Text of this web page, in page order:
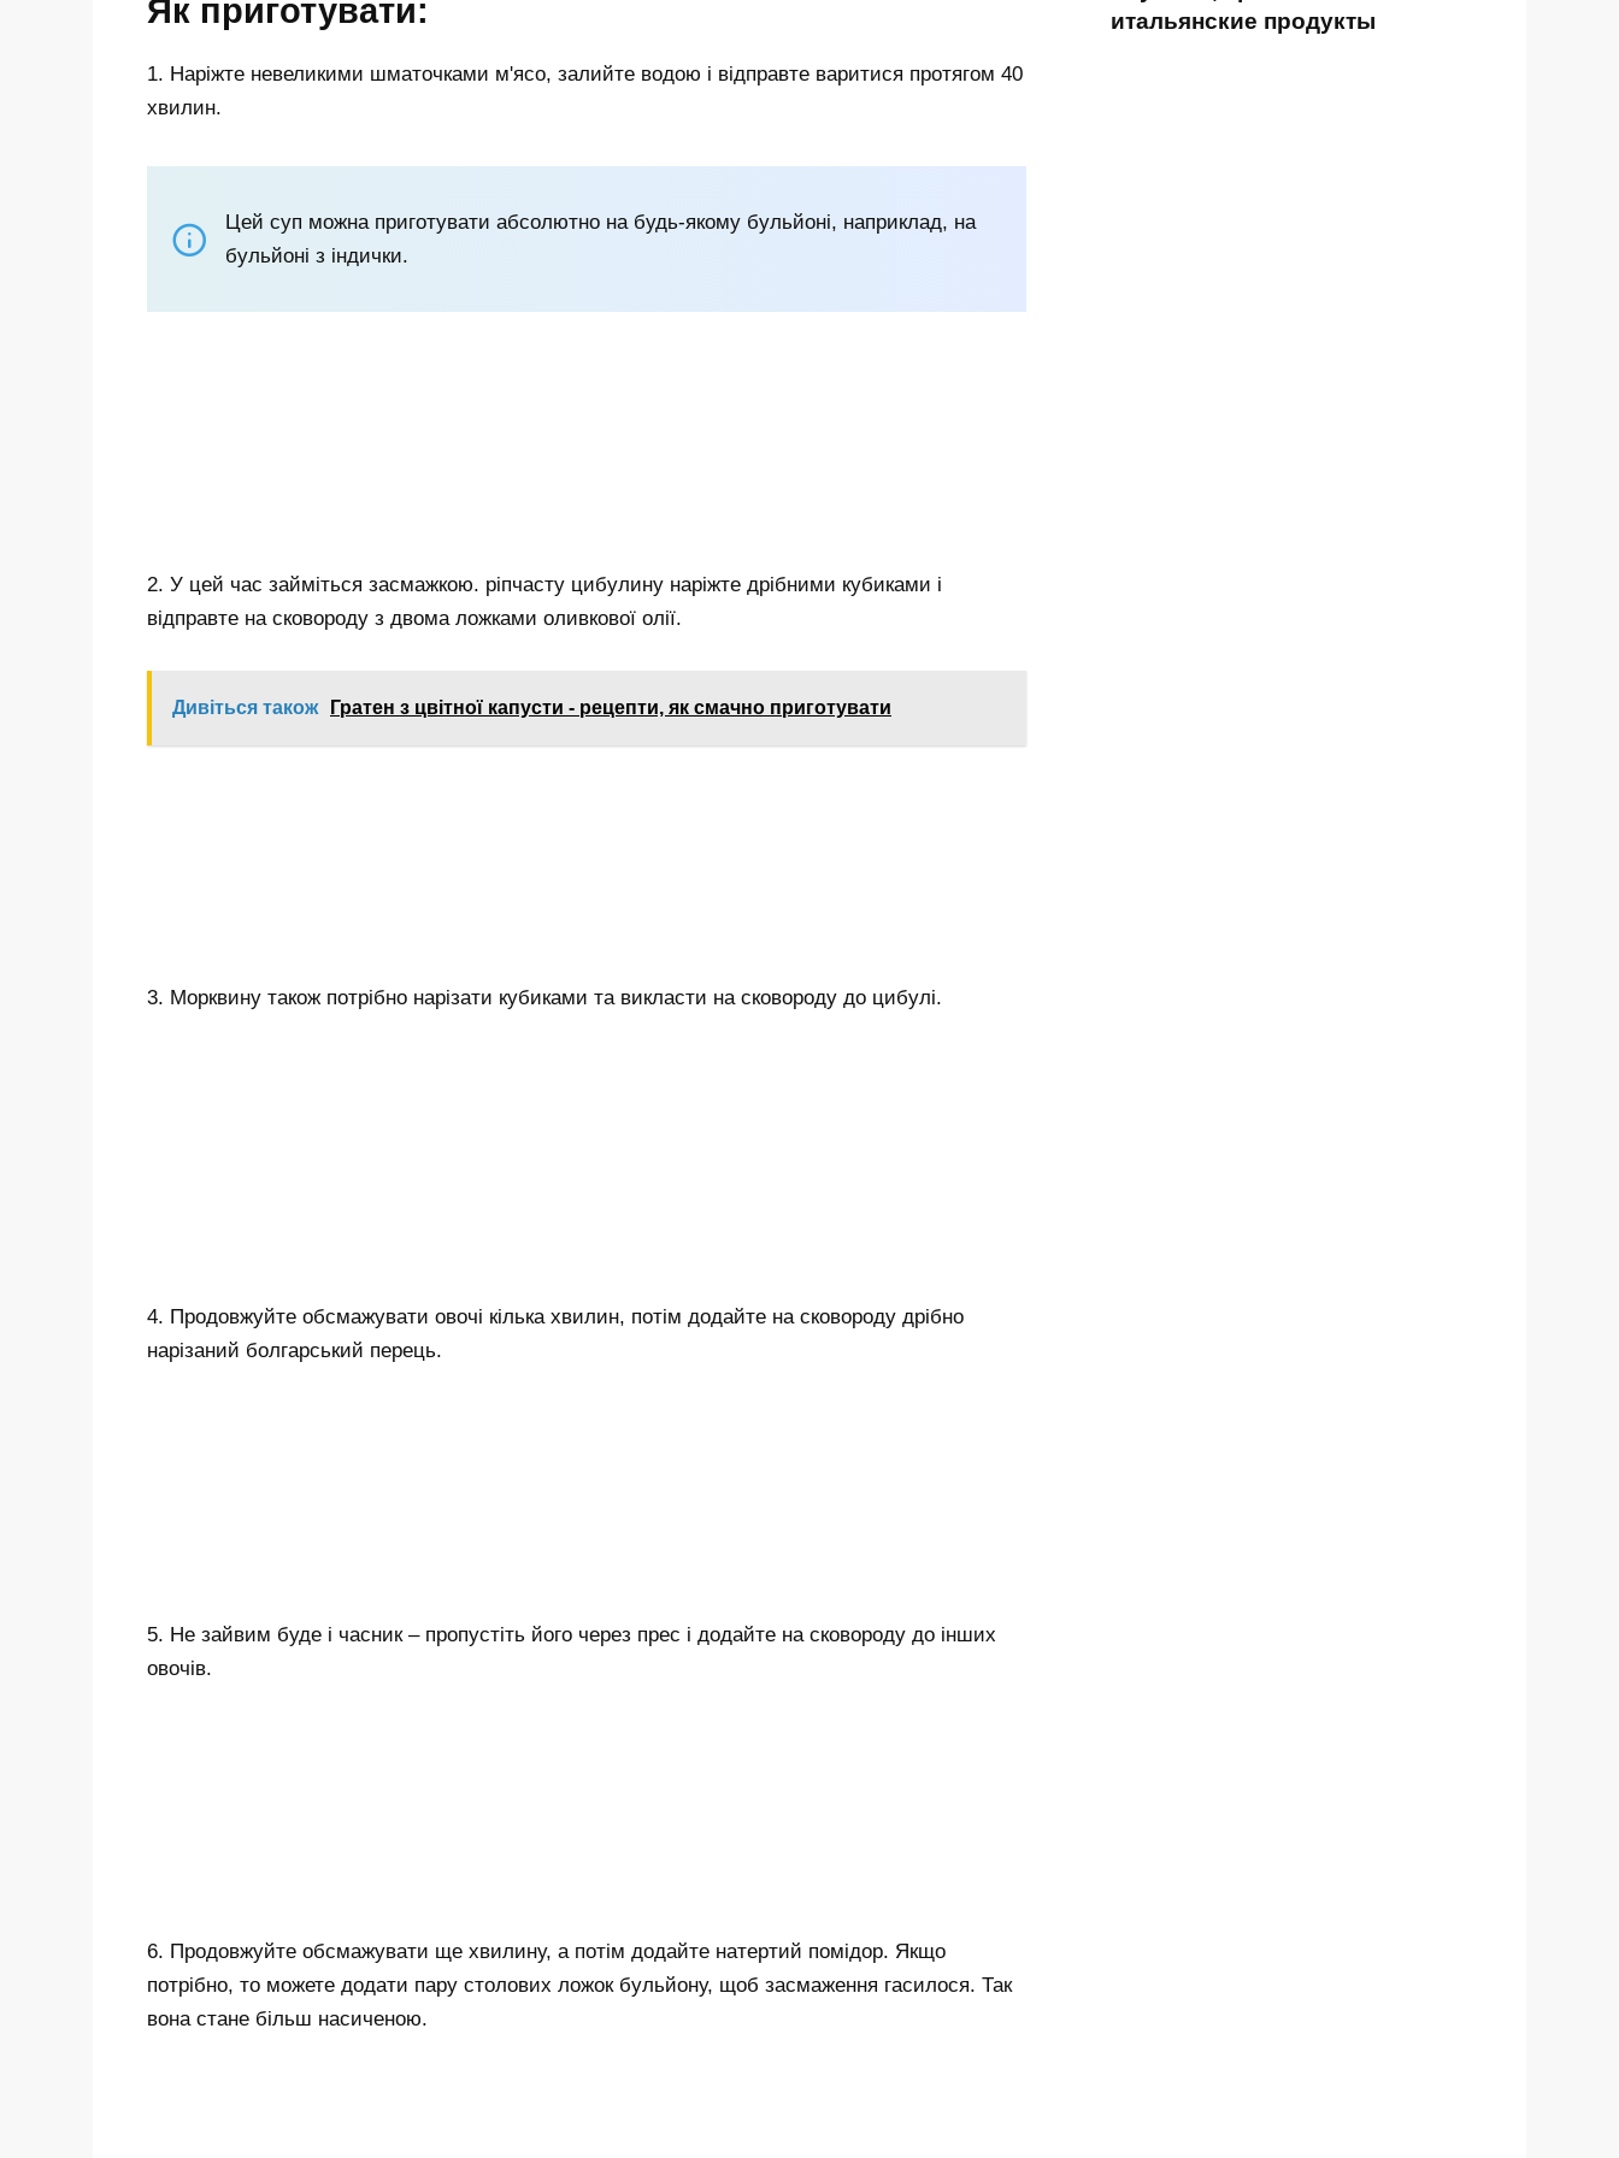
Як приготувати:
1. Наріжте невеликими шматочками м'ясо, залийте водою і відправте варитися протягом 40
хвилин.
Цей суп можна приготувати абсолютно на будь-якому бульйоні, наприклад, на
бульйоні з індички.
2. У цей час займіться засмажкою. ріпчасту цибулину наріжте дрібними кубиками і
відправте на сковороду з двома ложками оливкової олії.
Дивіться також Гратен з цвітної капусти - рецепти, як смачно приготувати
3. Морквину також потрібно нарізати кубиками та викласти на сковороду до цибулі.
4. Продовжуйте обсмажувати овочі кілька хвилин, потім додайте на сковороду дрібно
нарізаний болгарський перець.
5. Не зайвим буде і часник – пропустіть його через прес і додайте на сковороду до інших
овочів.
6. Продовжуйте обсмажувати ще хвилину, а потім додайте натертий помідор. Якщо
потрібно, то можете додати пару столових ложок бульйону, щоб засмаження гасилося. Так
вона стане більш насиченою.
итальянские продукты